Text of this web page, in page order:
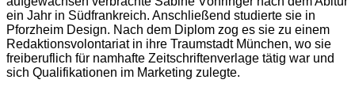
ein Jahr in Südfrankreich. Anschließend studierte sie in
Pforzheim Design. Nach dem Diplom zog es sie zu einem
Redaktionsvolontariat in ihre Traumstadt München, wo sie
freiberuflich für namhafte Zeitschriftenverlage tätig war und
sich Qualifikationen im Marketing zulegte.